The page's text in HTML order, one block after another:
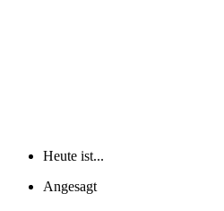
Heute ist...
Angesagt